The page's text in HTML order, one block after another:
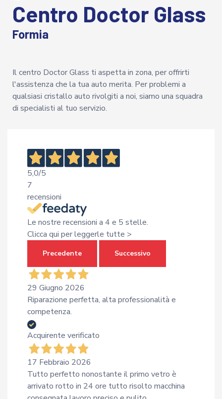
Centro Doctor Glass
Formia
Il centro Doctor Glass ti aspetta in zona, per offrirti
l'assistenza che la tua auto merita. Per problemi a
qualsiasi cristallo auto rivolgiti a noi, siamo una squadra
di specialisti al tuo servizio.
5,0/5
7
recensioni
Le nostre recensioni a 4 e 5 stelle.
Clicca qui per leggerle tutte >
Precedente Successivo
29 Giugno 2026
Riparazione perfetta, alta professionalità e
competenza.
Acquirente verificato
17 Febbraio 2026
Tutto perfetto nonostante il primo vetro è
arrivato rotto in 24 ore tutto risolto macchina